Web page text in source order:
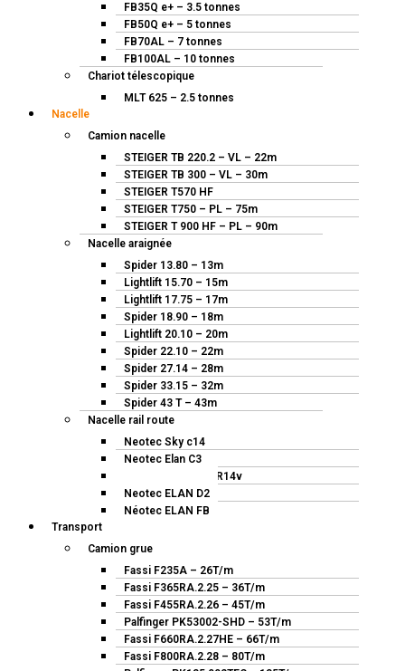
FB35Q e+ – 3.5 tonnes
FB50Q e+ – 5 tonnes
FB70AL – 7 tonnes
FB100AL – 10 tonnes
Chariot télescopique
MLT 625 – 2.5 tonnes
Nacelle
Camion nacelle
STEIGER TB 220.2 – VL – 22m
STEIGER TB 300 – VL – 30m
STEIGER T570 HF
STEIGER T750 – PL – 75m
STEIGER T 900 HF – PL – 90m
Nacelle araignée
Spider 13.80 – 13m
Lightlift 15.70 – 15m
Lightlift 17.75 – 17m
Spider 18.90 – 18m
Lightlift 20.10 – 20m
Spider 22.10 – 22m
Spider 27.14 – 28m
Spider 33.15 – 32m
Spider 43 T – 43m
Nacelle rail route
Neotec Sky c14
Neotec Elan C3
Platform Basket RR14v
Neotec ELAN D2
Néotec ELAN FB
Transport
Camion grue
Fassi F235A – 26T/m
Fassi F365RA.2.25 – 36T/m
Fassi F455RA.2.26 – 45T/m
Palfinger PK53002-SHD – 53T/m
Fassi F660RA.2.27HE – 66T/m
Fassi F800RA.2.28 – 80T/m